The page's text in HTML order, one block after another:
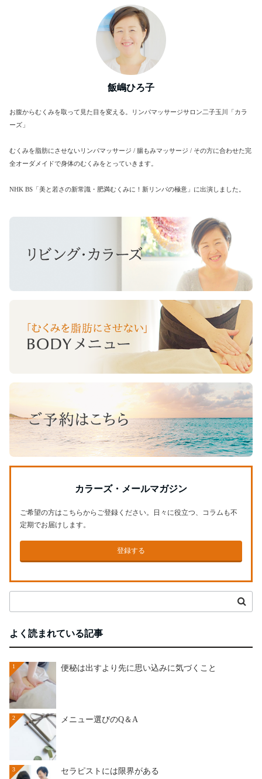
飯嶋ひろ子
お腹からむくみを取って見た目を変える。リンパマッサージサロン二子玉川「カラ
ーズ」
むくみを脂肪にさせないリンパマッサージ / 腸もみマッサージ / その方に合わせた完
全オーダメイドで身体のむくみをとっていきます。
NHK BS「美と若さの新常識・肥満むくみに！新リンパの極意」に出演しました。
カラーズ・メールマガジン
ご希望の方はこちらからご登録ください。日々に役立つ、コラムも不
定期でお届けします。
登録する
よく読まれている記事
1 便秘は出すより先に思い込みに気づくこと
2 メニュー選びのQ＆A
3 セラピストには限界がある